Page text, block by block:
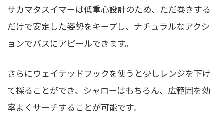
サカマタスイマーは低重心設計のため、ただ巻きする
だけで安定した姿勢をキープし、ナチュラルなアクシ
ョンでバスにアピールできます。
さらにウェイテッドフックを使うと少しレンジを下げ
て探ることができ、シャローはもちろん、広範囲を効
率よくサーチすることが可能です。